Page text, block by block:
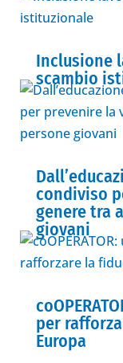
Inclusione
scambio
condiviso
genere tra
giovani
per
Europa